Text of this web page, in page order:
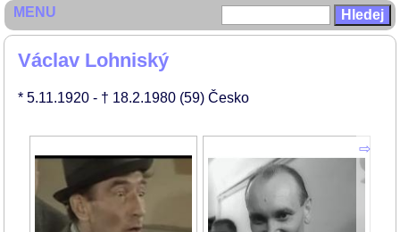
Václav Lohniský
* 5.11.1920 - † 18.2.1980 (59) Česko
MENU